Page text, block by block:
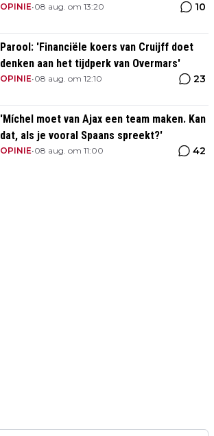
maar...'
OPINIE•08 aug. om 13:20 10
Parool: 'Financiële koers van Cruijff doet
denken aan het tijdperk van Overmars'
OPINIE•08 aug. om 12:10 23
'Míchel moet van Ajax een team maken. Kan
dat, als je vooral Spaans spreekt?'
OPINIE•08 aug. om 11:00 42